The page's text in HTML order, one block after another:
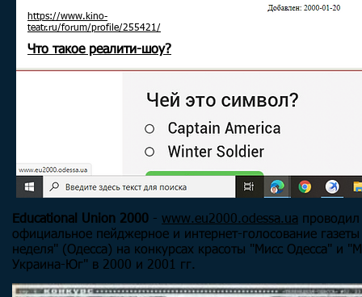
https://www.kino-
teatr.ru/forum/profile/255421/
Что такое реалити-шоу?
Educational Union 2000 - www.eu2000.odessa.ua проводил
официальное пейджерное и интернет-голосование
неделя" (Одесса) на конкурсах красоты "Мисс Одесса" и
Украина-Юг" в 2000 и 2001 гг.